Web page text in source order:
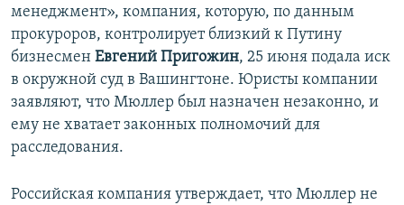
менеджмент», компания, которую, по данным
прокуроров, контролирует близкий к Путину
бизнесмен Евгений Пригожин, 25 июня подала иск
в окружной суд в Вашингтоне. Юристы компании
заявляют, что Мюллер был назначен незаконно, и
ему не хватает законных полномочий для
расследования.
Российская компания утверждает, что Мюллер не